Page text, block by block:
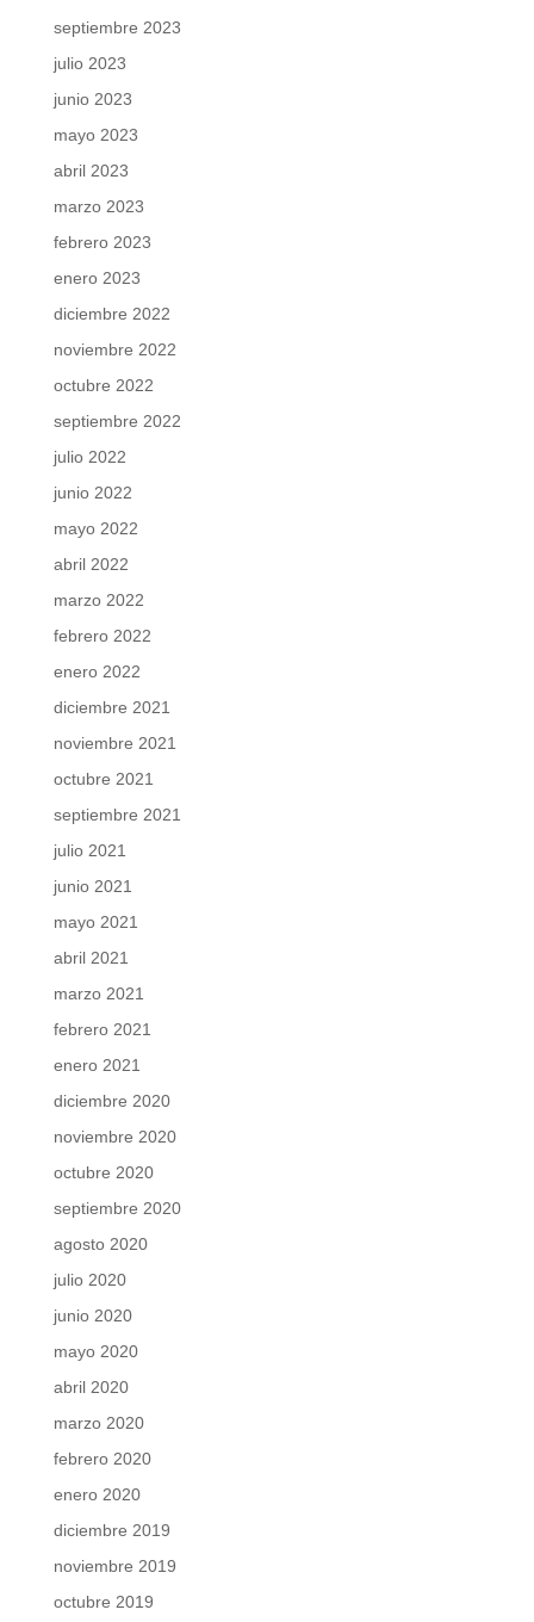
septiembre 2023
julio 2023
junio 2023
mayo 2023
abril 2023
marzo 2023
febrero 2023
enero 2023
diciembre 2022
noviembre 2022
octubre 2022
septiembre 2022
julio 2022
junio 2022
mayo 2022
abril 2022
marzo 2022
febrero 2022
enero 2022
diciembre 2021
noviembre 2021
octubre 2021
septiembre 2021
julio 2021
junio 2021
mayo 2021
abril 2021
marzo 2021
febrero 2021
enero 2021
diciembre 2020
noviembre 2020
octubre 2020
septiembre 2020
agosto 2020
julio 2020
junio 2020
mayo 2020
abril 2020
marzo 2020
febrero 2020
enero 2020
diciembre 2019
noviembre 2019
octubre 2019